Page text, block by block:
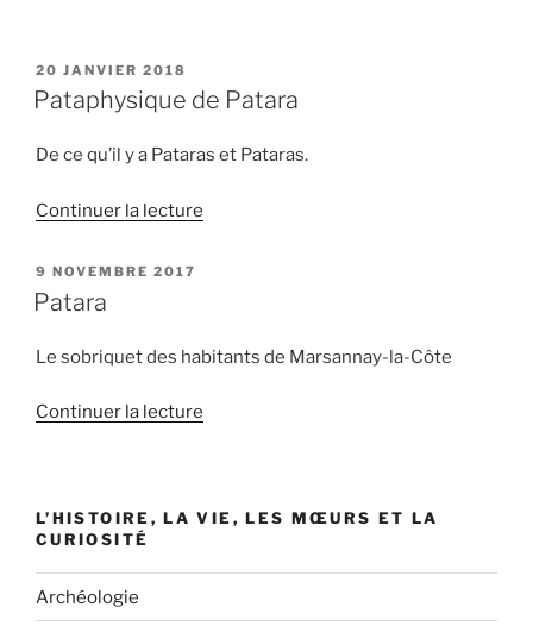
PUBLIÉ
LE
20 JANVIER 2018
Pataphysique de Patara
De ce qu’il y a Pataras et Pataras.
Continuer la lecture
PUBLIÉ
LE
9 NOVEMBRE 2017
Patara
Le sobriquet des habitants de Marsannay-la-Côte
Continuer la lecture
L’HISTOIRE, LA VIE, LES MŒURS ET LA
CURIOSITÉ
Archéologie